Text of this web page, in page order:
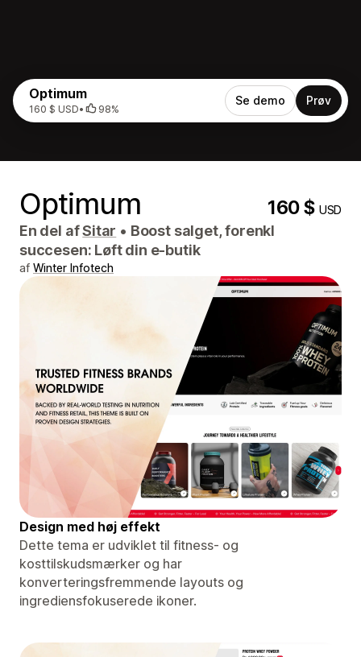
Optimum
160 $ USD• 98%
Se demo Prøv
Optimum 160 $USD
En del afSitar • Boost salget, forenkl
succesen: Løft din e-butik
af Winter Infotech
Design med høj effekt
Dette tema er udviklet til fitness- og
kosttilskudsmærker og har
konverteringsfremmende layouts og
ingrediensfokuserede ikoner.